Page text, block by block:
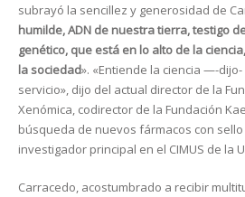
subrayó la sencillez y generosidad de
humilde, ADN de nuestra tierra, testigo
genético, que está en lo alto de la
la sociedad». «Entiende la ciencia —-
servicio», dijo del actual director de la
Xenómica, codirector de la Fundación
búsqueda de nuevos fármacos con sello
investigador principal en el CIMUS de la
Carracedo, acostumbrado a recibir